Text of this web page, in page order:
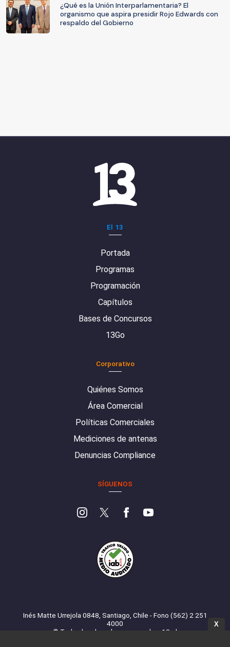
¿Qué es la Unión Interparlamentaria? El
organismo que aspira presidir Rojo Edwards con
respaldo del Gobierno
El 13
Portada
Programas
Programación
Capítulos
Bases de Concursos
13Go
Corporativo
Quiénes Somos
Área Comercial
Políticas Comerciales
Mediciones de antenas
Denuncias Compliance
SÍGUENOS
Inés Matte Urrejola 0848, Santiago, Chile - Fono (562) 2 251
4000
© Todos los derechos reservados. 13.cl
X